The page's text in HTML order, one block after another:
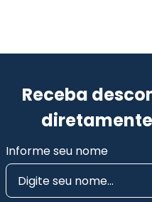
Receba
Informe seu nome